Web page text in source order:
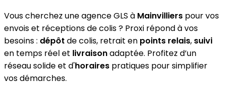
Vous cherchez une agence GLS à Mainvilliers pour vos
envois et réceptions de colis ? Proxi répond à vos
besoins : dépôt de colis, retrait en points relais, suivi
en temps réel et livraisonadaptée. Profitez d’un
réseau solide et d'horaires pratiques pour simplifier
vos démarches.